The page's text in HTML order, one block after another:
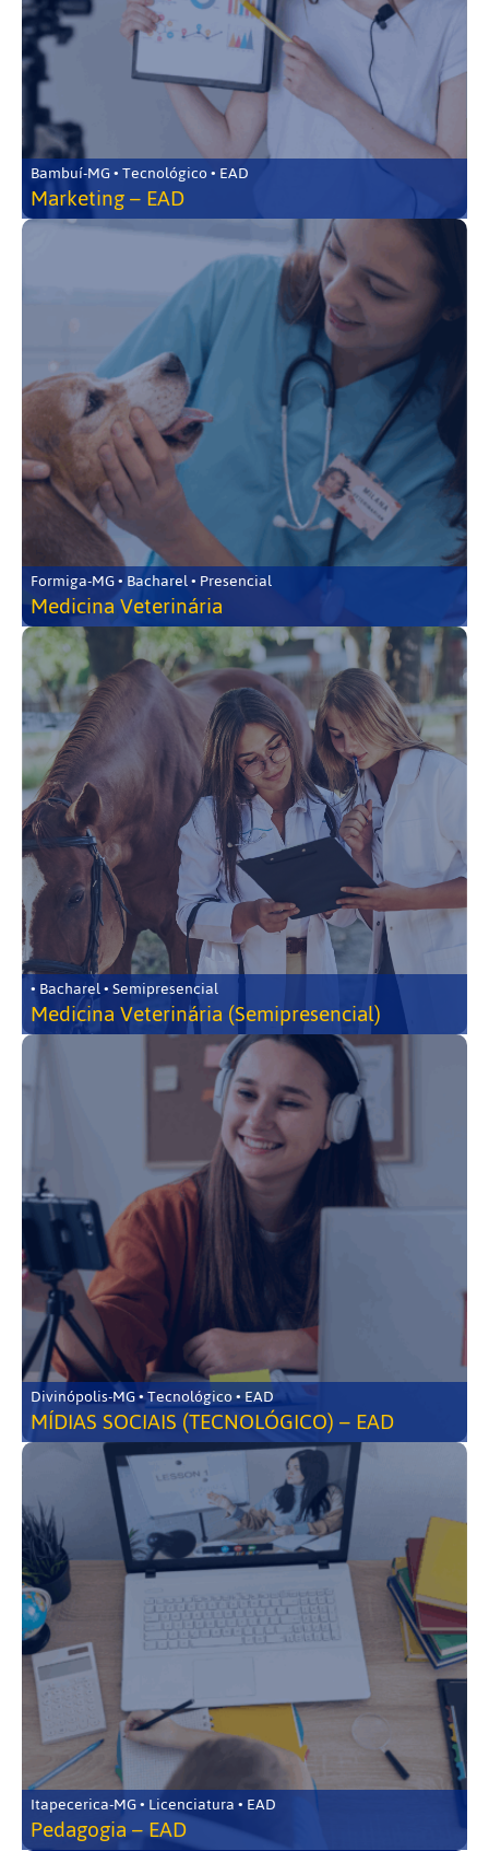
Bambuí-MG • Tecnológico • EAD
Marketing – EAD
Formiga-MG • Bacharel • Presencial
Medicina Veterinária
• Bacharel • Semipresencial
Medicina Veterinária (Semipresencial)
Divinópolis-MG • Tecnológico • EAD
MÍDIAS SOCIAIS (TECNOLÓGICO) – EAD
Itapecerica-MG • Licenciatura • EAD
Pedagogia – EAD